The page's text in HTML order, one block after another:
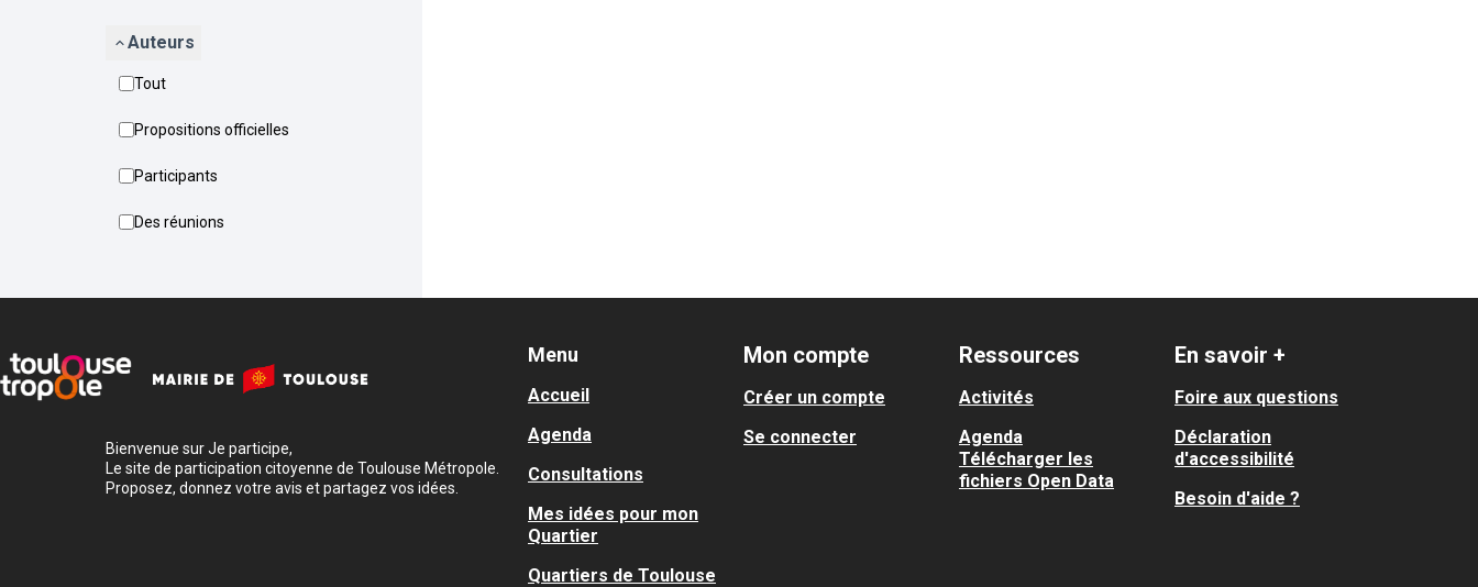
Auteurs
Tout
Propositions officielles
Participants
Des réunions
Bienvenue sur Je participe,
Le site de participation citoyenne de Toulouse Métropole.
Proposez, donnez votre avis et partagez vos idées.
Menu
Accueil
Agenda
Consultations
Mes idées pour mon
Quartier
Quartiers de Toulouse
Mon compte
Créer un compte
Se connecter
Ressources
Activités
Agenda
Télécharger les
fichiers Open Data
En savoir +
Foire aux questions
Déclaration
d'accessibilité
Besoin d'aide ?